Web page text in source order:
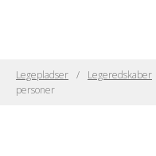
Legepladser Legeredskaber
personer